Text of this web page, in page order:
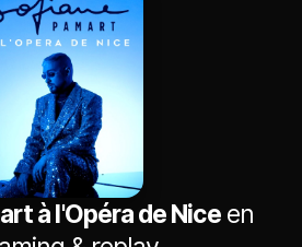
à l'Opéra de Niceen